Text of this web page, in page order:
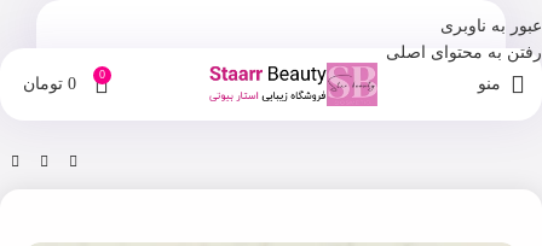
عبور به ناوبری
رفتن به محتوای اصلی
منو 0
0 تومان
فروشگاه شامپو